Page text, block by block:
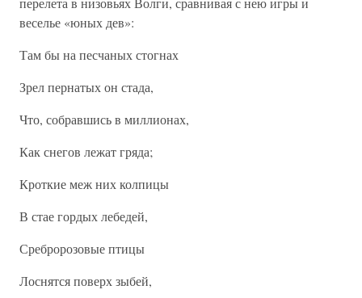
веселье «юных дев»:
Там бы на песчаных стогнах
Зрел пернатых он стада,
Что, собравшись в миллионах,
Как снегов лежат гряда;
Кроткие меж них колпицы
В стае гордых лебедей,
Сребророзовые птицы
Лоснятся поверх зыбей,